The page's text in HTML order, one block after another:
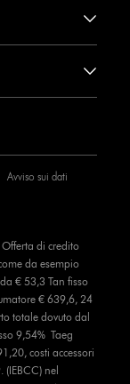
Avviso sui dati
di credito
da esempio
€ 53,3 Tan fisso
€ 639,6, 24
totale dovuto dal
9,54% Taeg
costi accessori
(IEBCC) nel